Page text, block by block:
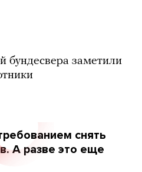
бундесвера заметили
снять
А разве это еще